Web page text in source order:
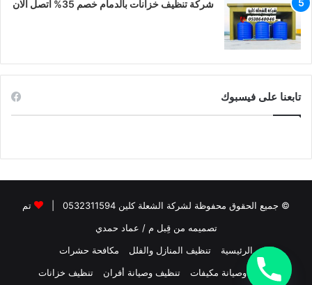
شركة تنظيف خزانات بالدمام خصم 35% اتصل الان
تابعنا على فيسبوك
© جميع الحقوق محفوظة لشركة الشعلة كلين 0532311594 |
تم
تصميمه من قِبل م / عماد حمدي
الرئيسية
تنظيف المنازل والفلل
مكافحة حشرات
تنظيف وصيانة مكيفات
تنظيف وصيانة أفران تنظيف خزانات